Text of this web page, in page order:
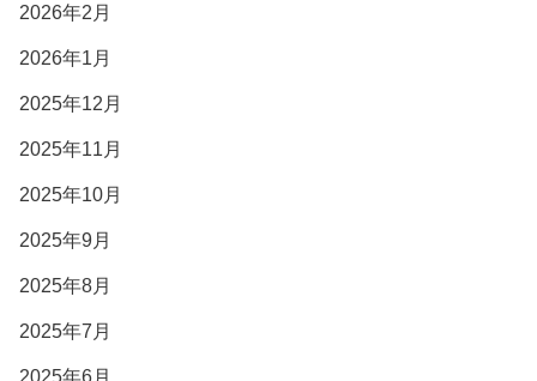
2026年2月
2026年1月
2025年12月
2025年11月
2025年10月
2025年9月
2025年8月
2025年7月